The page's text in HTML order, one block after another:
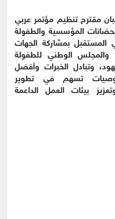
مقترح تنظيم مؤتمر عربي
المؤسسية والطفولة
المستقبل بمشاركة الجهات
والمجلس الوطني للطفولة
وتبادل الخبرات وأفضل
تسهم في تطوير
بيئات العمل الداعمة